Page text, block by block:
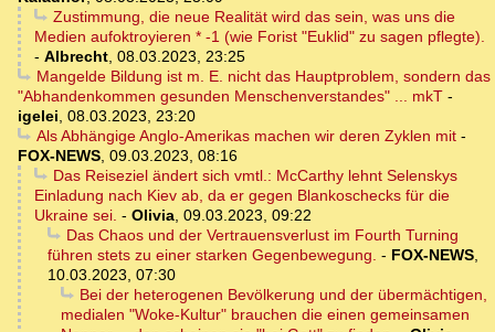
Zustimmung, die neue Realität wird das sein, was uns die
Medien aufoktroyieren * -1 (wie Forist "Euklid" zu sagen pflegte).
- Albrecht, 08.03.2023, 23:25
Mangelde Bildung ist m. E. nicht das Hauptproblem, sondern das
"Abhandenkommen gesunden Menschenverstandes" ... mkT -
igelei, 08.03.2023, 23:20
Als Abhängige Anglo-Amerikas machen wir deren Zyklen mit-
FOX-NEWS, 09.03.2023, 08:16
Das Reiseziel ändert sich vmtl.: McCarthy lehnt Selenskys
Einladung nach Kiev ab, da er gegen Blankoschecks für die
Ukraine sei. - Olivia, 09.03.2023, 09:22
Das Chaos und der Vertrauensverlust im Fourth Turning
führen stets zu einer starken Gegenbewegung. - FOX-NEWS,
10.03.2023, 07:30
Bei der heterogenen Bevölkerung und der übermächtigen,
medialen "Woke-Kultur" brauchen die einen gemeinsamen